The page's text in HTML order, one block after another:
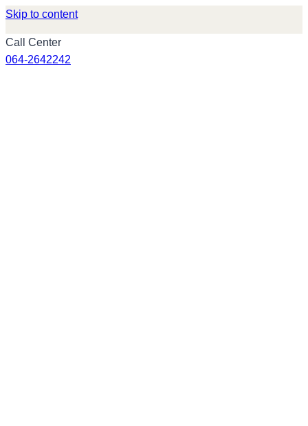
Skip to content
Call Center
064-2642242